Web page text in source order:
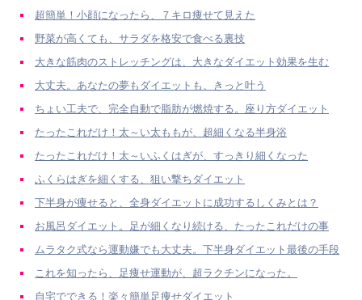
超簡単！小顔になったら、７キロ痩せて見えた
野菜が高くても、サラダを格安で食べる裏技
大きな筋肉のストレッチングは、大きなダイエット効果を生む
大丈夫。あなたの夢もダイエットも、きっと叶う
ちょい工夫で、完全自動で脂肪が燃焼する。座り方ダイエット
たったこれだけ！太～い太ももが、超細くなる半身浴
たったこれだけ！太～いふくはぎが、すっきり細くなった
ふくらはぎを細くする、狙い撃ちダイエット
下半身が痩せると、全身ダイエットに成功するしくみとは？
お風呂ダイエット。足が細くなり続ける、たったこれだけの事
ムラタク式なら運動嫌でも大丈夫。下半身ダイエット最後の手段
これを知ったら、足痩せ運動が、超ラクチンになった。
自宅でできる！楽々簡単足痩せダイエット